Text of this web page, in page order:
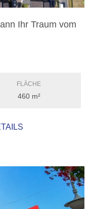
Ihr Traum vom
FLÄCHE
460 m²